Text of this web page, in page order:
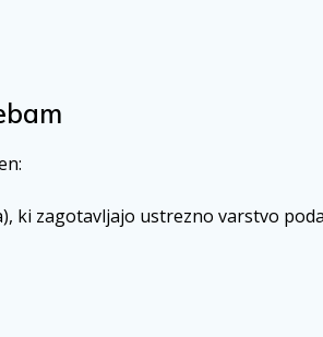
ki zagotavljajo ustrezno varstvo